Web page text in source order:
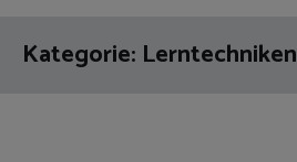
Kategorie: Lerntechniken